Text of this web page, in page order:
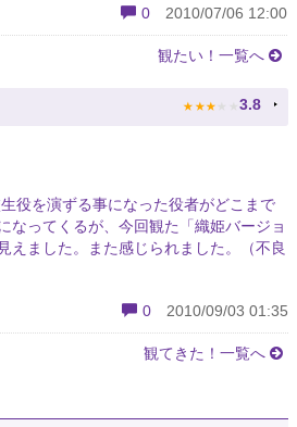
0 2010/07/06 12:00
観たい！一覧へ
★ ★ ★ ★ ★ 3.8
役を演ずる事になった役者がどこまで
なってくるが、今回観た「織姫バージョ
えました。また感じられました。（不良
0 2010/09/03 01:35
観てきた！一覧へ